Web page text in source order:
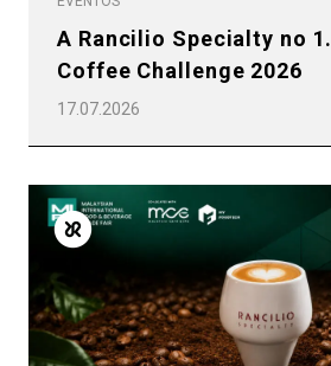
A Rancilio Specialty no
Coffee Challenge 2026
17.07.2026